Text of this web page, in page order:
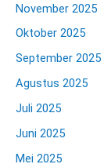
November 2025
Oktober 2025
September 2025
Agustus 2025
Juli 2025
Juni 2025
Mei 2025